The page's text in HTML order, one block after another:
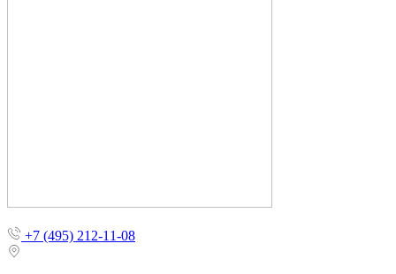
+7 (495) 212-11-08